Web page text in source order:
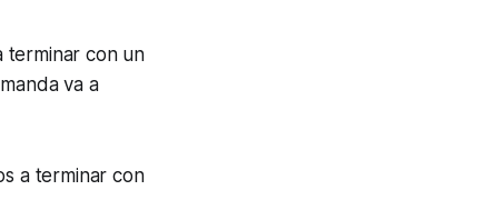
terminar con un
va a
a terminar con